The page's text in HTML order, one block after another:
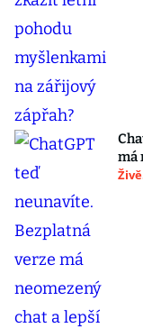
má